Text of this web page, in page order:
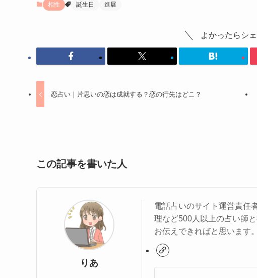
相性 誕生日 進展
よかったらシ
恋占い｜片思いの恋は成就する？恋の行先はどこ？
この記事を書いた人
りあ
電話占いのサイト運営責任
理など500人以上の占い師
お伝えできればと思います。